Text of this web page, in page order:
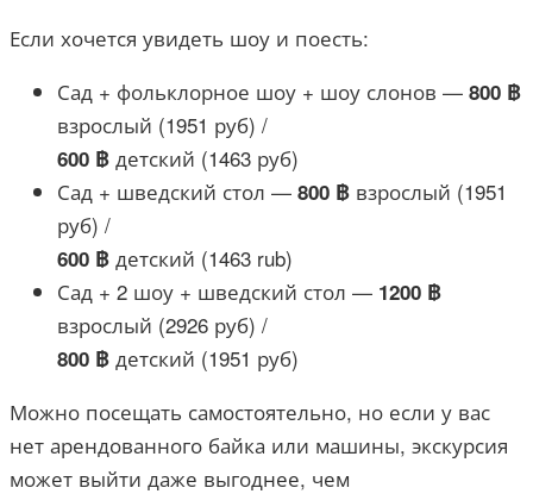
Если хочется увидеть шоу и поесть:
Сад + фольклорное шоу + шоу слонов — 800 ฿
взрослый (1951 руб) /
600 ฿ детский (1463 руб)
Сад + шведский стол — 800 ฿ взрослый (1951
руб) /
600 ฿ детский (1463 rub)
Сад + 2 шоу + шведский стол — 1200 ฿
взрослый (2926 руб) /
800 ฿ детский (1951 руб)
Можно посещать самостоятельно, но если у вас
нет арендованного байка или машины, экскурсия
может выйти даже выгоднее, чем